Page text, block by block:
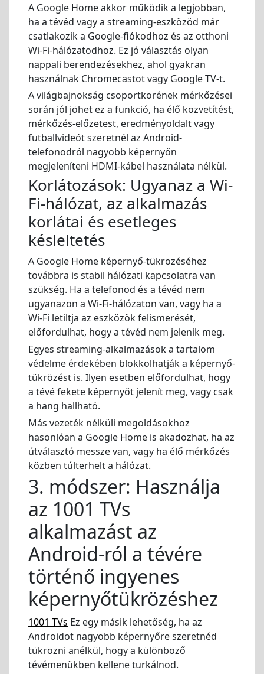
A Google Home akkor működik a legjobban,
ha a tévéd vagy a streaming-eszközöd már
csatlakozik a Google-fiókodhoz és az otthoni
Wi-Fi-hálózatodhoz. Ez jó választás olyan
nappali berendezésekhez, ahol gyakran
használnak Chromecastot vagy Google TV-t.
A világbajnokság csoportkörének mérkőzései
során jól jöhet ez a funkció, ha élő közvetítést,
mérkőzés-előzetest, eredményoldalt vagy
futballvideót szeretnél az Android-
telefonodról nagyobb képernyőn
megjeleníteni HDMI-kábel használata nélkül.
Korlátozások: Ugyanaz a Wi-
Fi-hálózat, az alkalmazás
korlátai és esetleges
késleltetés
A Google Home képernyő-tükrözéséhez
továbbra is stabil hálózati kapcsolatra van
szükség. Ha a telefonod és a tévéd nem
ugyanazon a Wi-Fi-hálózaton van, vagy ha a
Wi-Fi letiltja az eszközök felismerését,
előfordulhat, hogy a tévéd nem jelenik meg.
Egyes streaming-alkalmazások a tartalom
védelme érdekében blokkolhatják a képernyő-
tükrözést is. Ilyen esetben előfordulhat, hogy
a tévé fekete képernyőt jelenít meg, vagy csak
a hang hallható.
Más vezeték nélküli megoldásokhoz
hasonlóan a Google Home is akadozhat, ha az
útválasztó messze van, vagy ha élő mérkőzés
közben túlterhelt a hálózat.
3. módszer: Használja
az 1001 TVs
alkalmazást az
Android-ról a tévére
történő ingyenes
képernyőtükrözéshez
1001 TVs Ez egy másik lehetőség, ha az
Androidot nagyobb képernyőre szeretnéd
tükrözni anélkül, hogy a különböző
tévémenükben kellene turkálnod.